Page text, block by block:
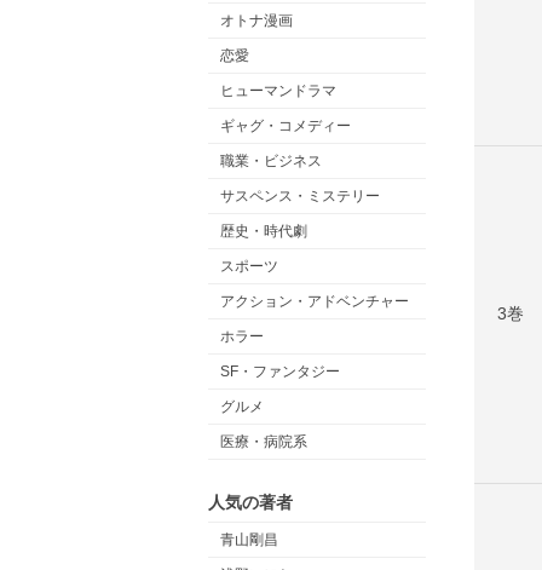
オトナ漫画
恋愛
ヒューマンドラマ
ギャグ・コメディー
職業・ビジネス
サスペンス・ミステリー
歴史・時代劇
スポーツ
アクション・アドベンチャー
ホラー
SF・ファンタジー
グルメ
医療・病院系
人気の著者
青山剛昌
3巻